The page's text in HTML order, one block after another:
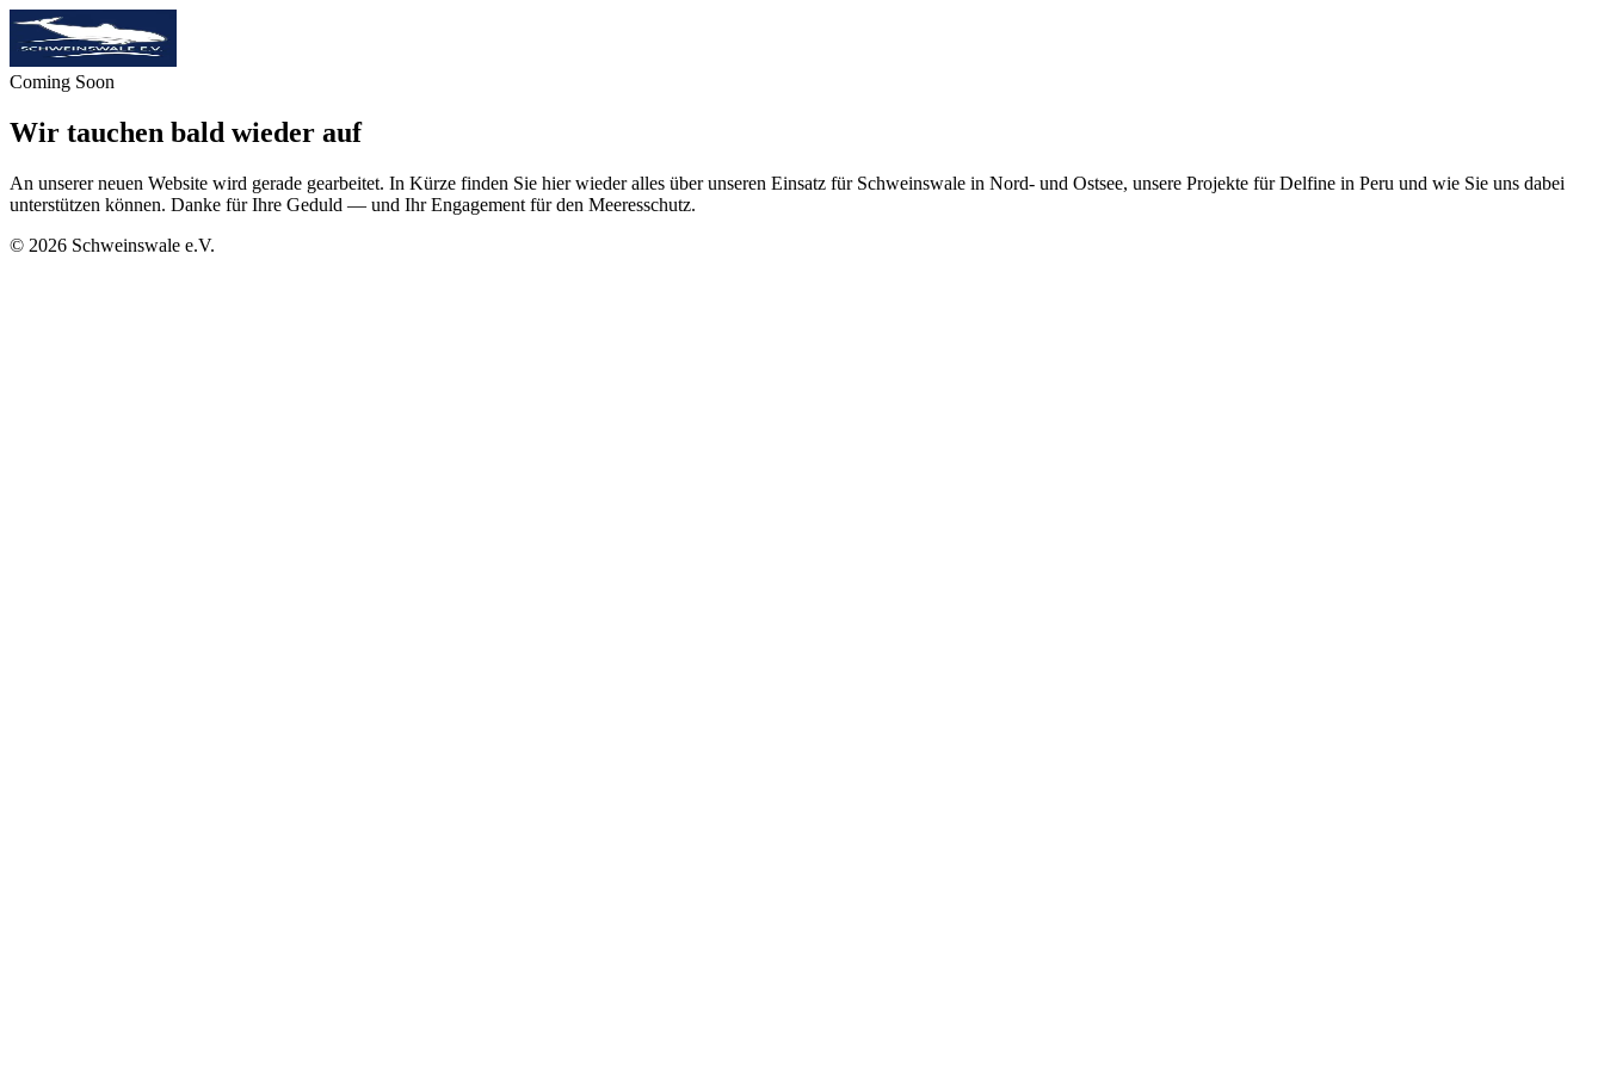
Coming Soon
Wir tauchen bald wieder auf
An unserer neuen Website wird gerade gearbeitet. In Kürze finden Sie hier wieder alles über unseren Einsatz für Schweinswale in Nord- und Ostsee, unsere Projekte für Delfine in Peru und wie Sie uns dabei
unterstützen können. Danke für Ihre Geduld — und Ihr Engagement für den Meeresschutz.
© 2026 Schweinswale e.V.